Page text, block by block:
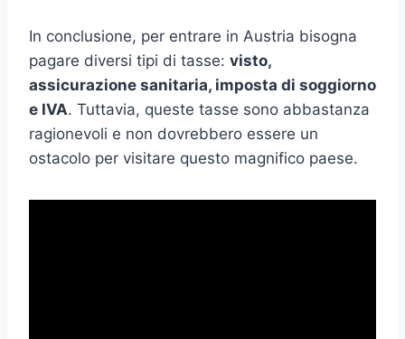
In conclusione, per entrare in Austria bisogna
pagare diversi tipi di tasse: visto,
assicurazione sanitaria, imposta di soggiorno
e IVA. Tuttavia, queste tasse sono abbastanza
ragionevoli e non dovrebbero essere un
ostacolo per visitare questo magnifico paese.